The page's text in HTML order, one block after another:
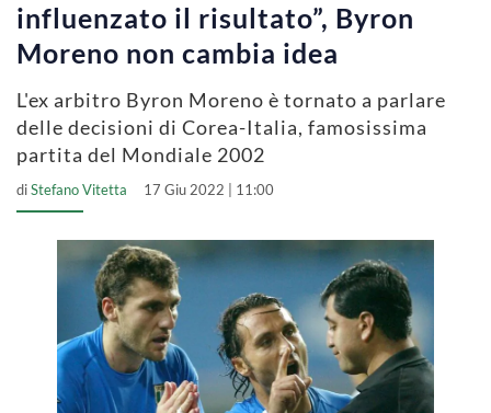
influenzato il risultato”, Byron
Moreno non cambia idea
L'ex arbitro Byron Moreno è tornato a parlare
delle decisioni di Corea-Italia, famosissima
partita del Mondiale 2002
diStefano Vitetta 17 Giu 2022 | 11:00